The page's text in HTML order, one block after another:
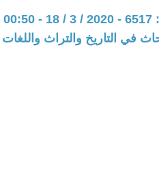
في التاريخ والتراث واللغات